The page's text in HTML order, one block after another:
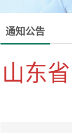
通知公告
山东